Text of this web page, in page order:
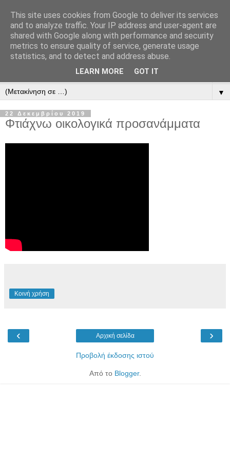
PANOSDIY
Καλώς ήρθες στο εργαστήριο μου...
▼
22 Δεκεμβρίου 2019
Φτιάχνω οικολογικά προσανάμματα
Κοινή χρήση
‹ ›
Αρχική σελίδα
Προβολή έκδοσης ιστού
Από το Blogger.
This site uses cookies from Google to deliver its services
and to analyze traffic. Your IP address and user-agent are
shared with Google along with performance and security
metrics to ensure quality of service, generate usage
statistics, and to detect and address abuse.
LEARN MORE GOT IT